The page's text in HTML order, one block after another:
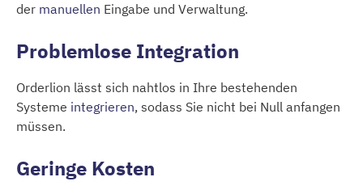
der manuellen Eingabe und Verwaltung.
Problemlose Integration
Orderlion lässt sich nahtlos in Ihre bestehenden
Systeme integrieren, sodass Sie nicht bei Null anfangen
müssen.
Geringe Kosten